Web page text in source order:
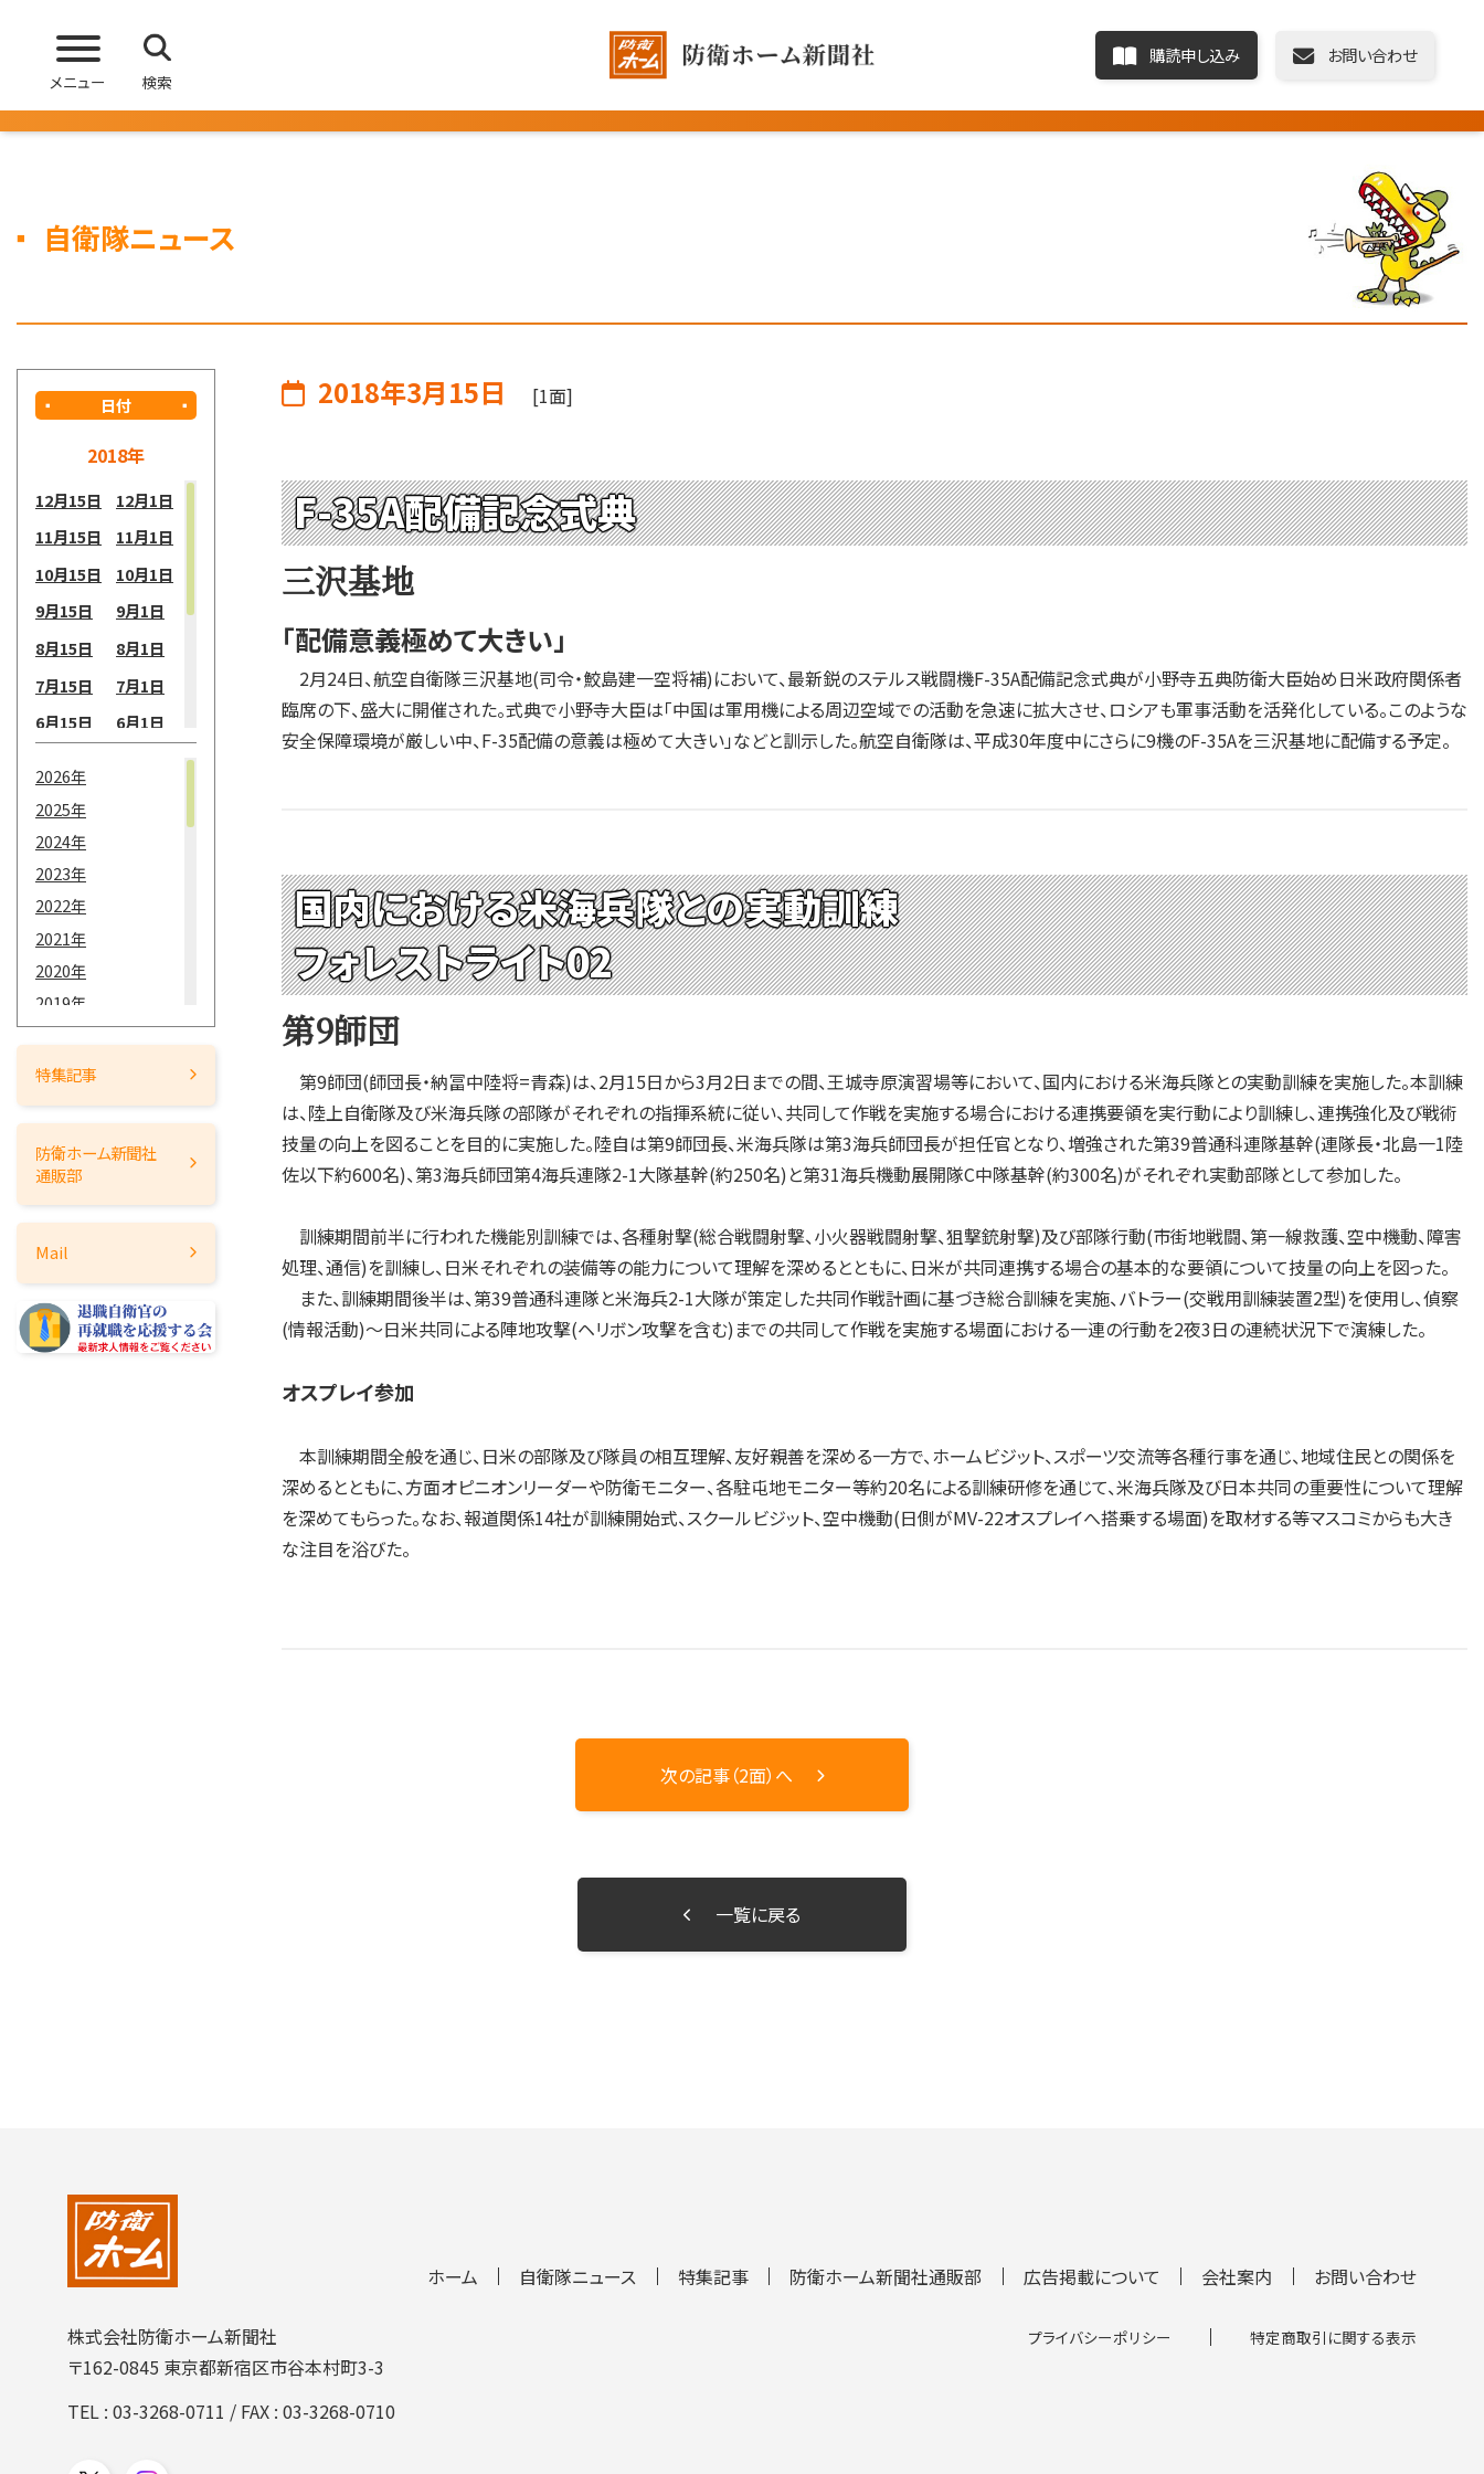
メニュー 検索
購読申し込み お問い合わせ
自衛隊ニュース
日付
2018年
12月15日
12月1日
11月15日
11月1日
10月15日
10月1日
9月15日
9月1日
8月15日
8月1日
7月15日
7月1日
6月15日
6月1日
3月15日
2月15日
1月15日
2026年
2025年
2024年
2023年
2022年
2021年
2020年
2019年
2018年
2017年
2014年
2012年
2011年
2009年
2008年
特集記事
防衛ホーム新聞社
通販部
Mail
2018年3月15日 [1面]
F-35A配備記念式典
三沢基地
「配備意義極めて大きい」
2月24日、航空自衛隊三沢基地(司令・鮫島建一空将補)において、最新鋭のステルス戦闘機F-35A配備記念式典が小野寺五典防衛大臣始め日米政府関係者
臨席の下、盛大に開催された。式典で小野寺大臣は「中国は軍用機による周辺空域での活動を急速に拡大させ、ロシアも軍事活動を活発化している。このような
安全保障環境が厳しい中、F-35配備の意義は極めて大きい」などと訓示した。航空自衛隊は、平成30年度中にさらに9機のF-35Aを三沢基地に配備する予定。
国内における米海兵隊との実動訓練
フォレストライト02
第9師団
第9師団(師団長・納冨中陸将=青森)は、2月15日から3月2日までの間、王城寺原演習場等において、国内における米海兵隊との実動訓練を実施した。本訓練
は、陸上自衛隊及び米海兵隊の部隊がそれぞれの指揮系統に従い、共同して作戦を実施する場合における連携要領を実行動により訓練し、連携強化及び戦術
技量の向上を図ることを目的に実施した。陸自は第9師団長、米海兵隊は第3海兵師団長が担任官となり、増強された第39普通科連隊基幹(連隊長・北島一1陸
佐以下約600名)、第3海兵師団第4海兵連隊2-1大隊基幹(約250名)と第31海兵機動展開隊C中隊基幹(約300名)がそれぞれ実動部隊として参加した。
訓練期間前半に行われた機能別訓練では、各種射撃(総合戦闘射撃、小火器戦闘射撃、狙撃銃射撃)及び部隊行動(市街地戦闘、第一線救護、空中機動、障害
処理、通信)を訓練し、日米それぞれの装備等の能力について理解を深めるとともに、日米が共同連携する場合の基本的な要領について技量の向上を図った。
また、訓練期間後半は、第39普通科連隊と米海兵2-1大隊が策定した共同作戦計画に基づき総合訓練を実施、バトラー(交戦用訓練装置2型)を使用し、偵察
(情報活動)～日米共同による陣地攻撃(ヘリボン攻撃を含む)までの共同して作戦を実施する場面における一連の行動を2夜3日の連続状況下で演練した。
オスプレイ参加
本訓練期間全般を通じ、日米の部隊及び隊員の相互理解、友好親善を深める一方で、ホームビジット、スポーツ交流等各種行事を通じ、地域住民との関係を
深めるとともに、方面オピニオンリーダーや防衛モニター、各駐屯地モニター等約20名による訓練研修を通じて、米海兵隊及び日本共同の重要性について理解
を深めてもらった。なお、報道関係14社が訓練開始式、スクールビジット、空中機動(日側がMV-22オスプレイへ搭乗する場面)を取材する等マスコミからも大き
な注目を浴びた。
次の記事（2面）へ
一覧に戻る
株式会社防衛ホーム新聞社
〒162-0845 東京都新宿区市谷本村町3-3
TEL :03-3268-0711 / FAX : 03-3268-0710
ホーム 自衛隊ニュース 特集記事 防衛ホーム新聞社通販部 広告掲載について 会社案内 お問い合わせ
プライバシーポリシー 特定商取引に関する表示